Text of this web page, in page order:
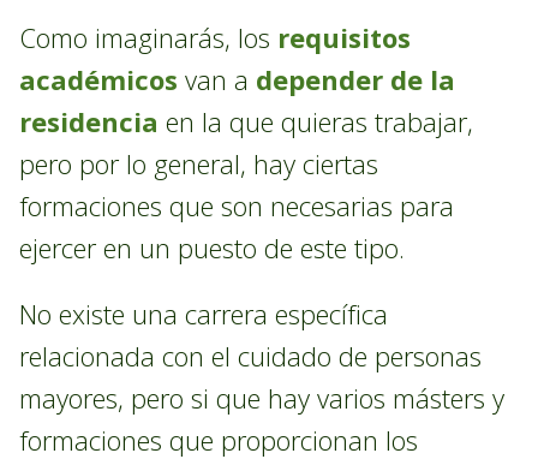
Como imaginarás, los requisitos
académicos van a depender de la
residencia en la que quieras trabajar,
pero por lo general, hay ciertas
formaciones que son necesarias para
ejercer en un puesto de este tipo.
No existe una carrera específica
relacionada con el cuidado de personas
mayores, pero si que hay varios másters y
formaciones que proporcionan los